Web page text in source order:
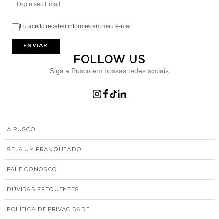
Eu aceito receber informes em meu e-mail
ENVIAR
FOLLOW US
Siga a Pusco em nossas redes sociais
A PUSCO
SEJA UM FRANQUEADO
FALE CONOSCO
DÚVIDAS FREQUENTES
POLÍTICA DE PRIVACIDADE